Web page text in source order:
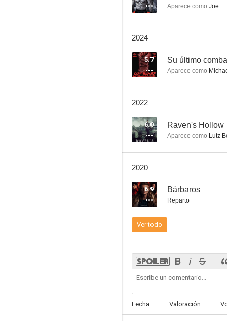
Aparece como Joe
2024
5.7 Su último
Aparece como
2022
6.0 Raven's Hollow
Aparece como Lutz
2020
6.9 Bárbaros
Reparto
Ver todo
Fecha Valoración